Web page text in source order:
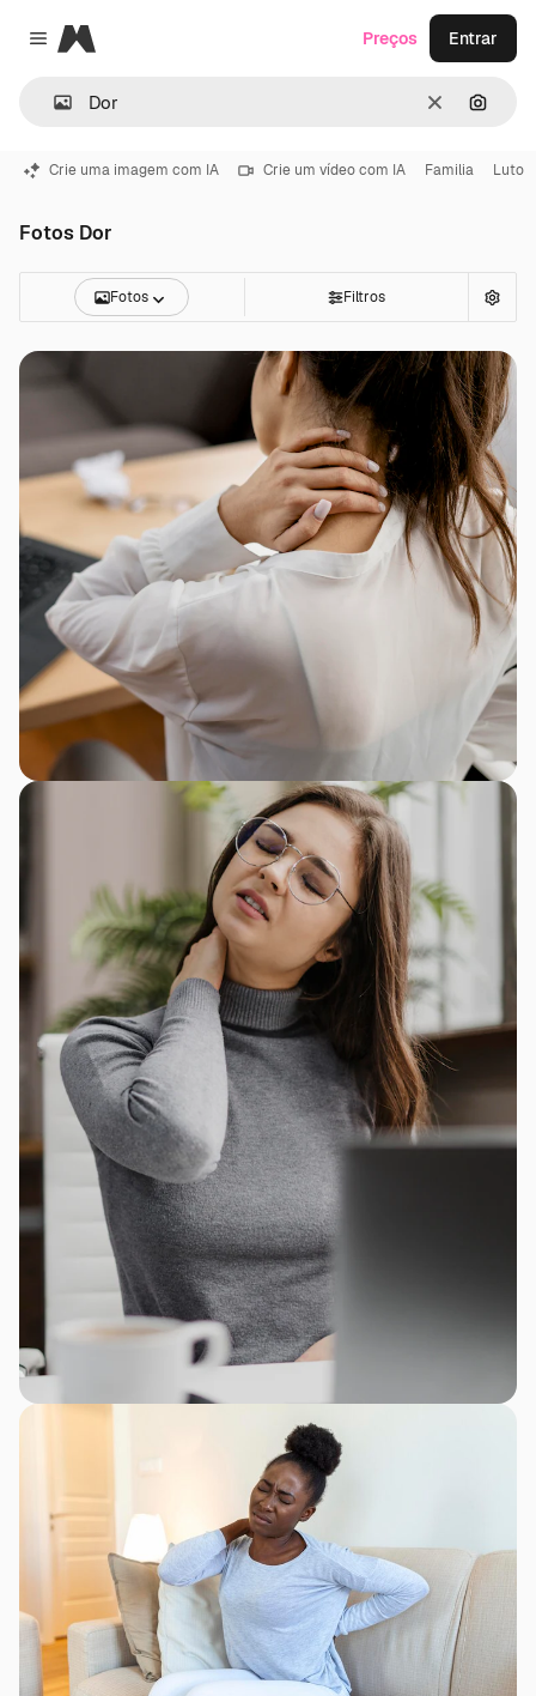
Close menu
Magnific
Limpar
Preços Entrar
Crie uma imagem com IA Crie um vídeo com IA Familia Luto
Fotos Dor
Fotos Filtros